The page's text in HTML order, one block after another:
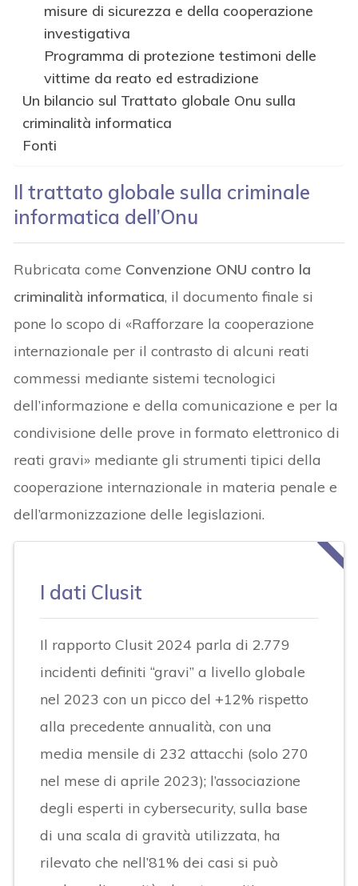
misure di sicurezza e della cooperazione
investigativa
Programma di protezione testimoni delle
vittime da reato ed estradizione
Un bilancio sul Trattato globale Onu sulla
criminalità informatica
Fonti
Il trattato globale sulla criminale
informatica dell’Onu
Rubricata come Convenzione ONU contro la
criminalità informatica, il documento finale si
pone lo scopo di «Rafforzare la cooperazione
internazionale per il contrasto di alcuni reati
commessi mediante sistemi tecnologici
dell’informazione e della comunicazione e per la
condivisione delle prove in formato elettronico di
reati gravi» mediante gli strumenti tipici della
cooperazione internazionale in materia penale e
dell’armonizzazione delle legislazioni.
I dati Clusit
Il rapporto Clusit 2024 parla di 2.779
incidenti definiti “gravi” a livello globale
nel 2023 con un picco del +12% rispetto
alla precedente annualità, con una
media mensile di 232 attacchi (solo 270
nel mese di aprile 2023); l’associazione
degli esperti in cybersecurity, sulla base
di una scala di gravità utilizzata, ha
rilevato che nell’81% dei casi si può